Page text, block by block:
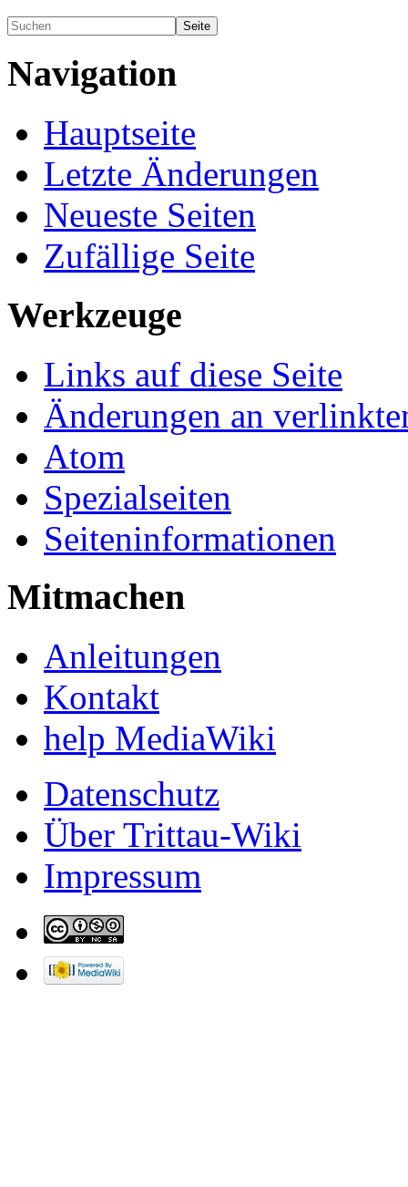
Navigation
Hauptseite
Letzte Änderungen
Neueste Seiten
Zufällige Seite
Werkzeuge
Links auf diese Seite
Änderungen an
Atom
Spezialseiten
Seiteninformationen
Mitmachen
Anleitungen
Kontakt
help MediaWiki
Datenschutz
Über Trittau-Wiki
Impressum